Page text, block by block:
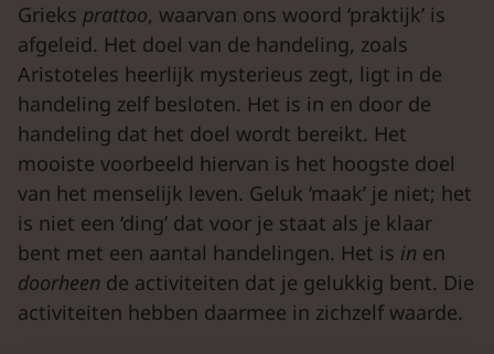
Grieks prattoo, waarvan ons woord ‘praktijk’ is
afgeleid. Het doel van de handeling, zoals
Aristoteles heerlijk mysterieus zegt, ligt in de
handeling zelf besloten. Het is in en door de
handeling dat het doel wordt bereikt. Het
mooiste voorbeeld hiervan is het hoogste doel
van het menselijk leven. Geluk ‘maak’ je niet; het
is niet een ‘ding’ dat voor je staat als je klaar
bent met een aantal handelingen. Het is in en
doorheen de activiteiten dat je gelukkig bent. Die
activiteiten hebben daarmee in zichzelf waarde.